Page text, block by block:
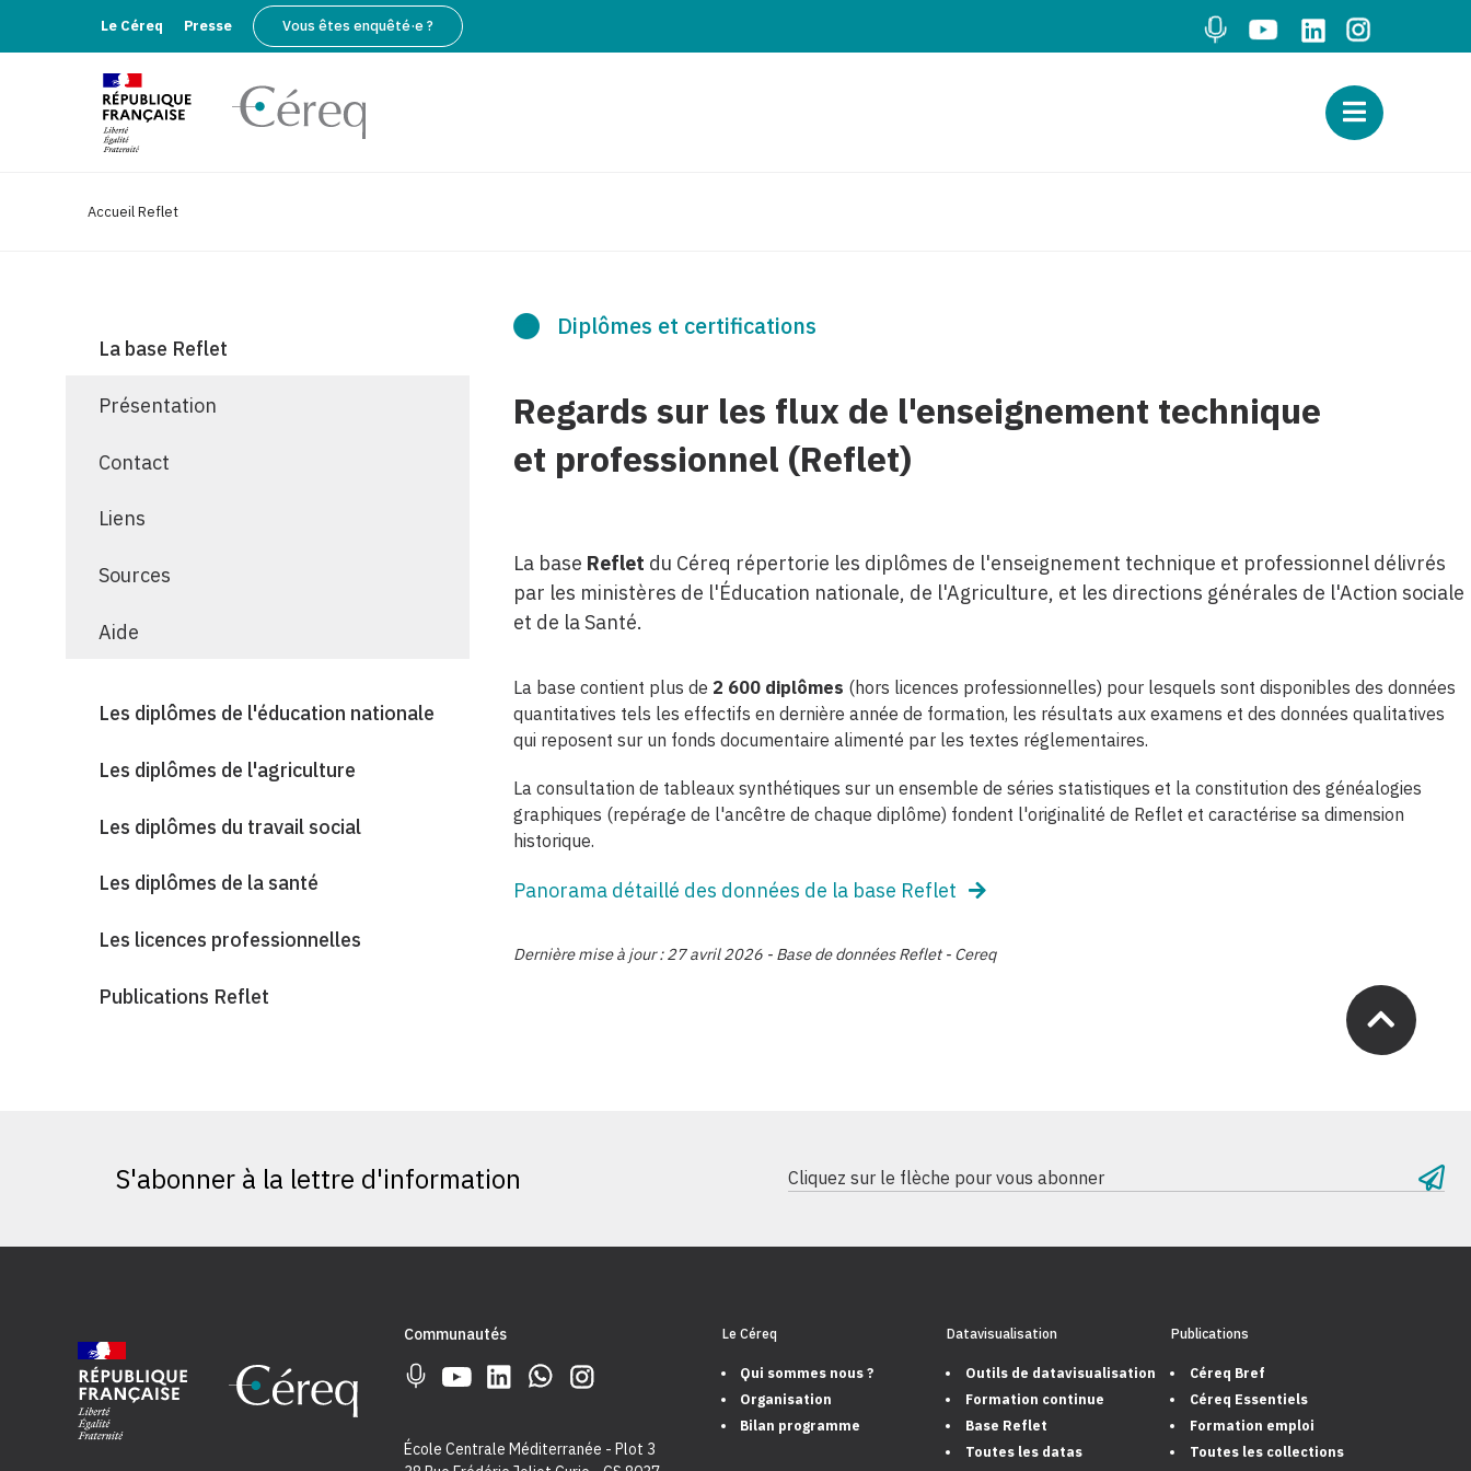
Le Céreq Presse Vous êtes enquêté·e ?
Accueil Reflet
La base Reflet
Présentation
Contact
Liens
Sources
Aide
Les diplômes de l'éducation nationale
Les diplômes de l'agriculture
Les diplômes du travail social
Les diplômes de la santé
Les licences professionnelles
Publications Reflet
Diplômes et certifications
Regards sur les flux de l'enseignement technique
et professionnel (Reflet)
La base Reflet du Céreq répertorie les diplômes de l'enseignement technique et professionnel délivrés
par les ministères de l'Éducation nationale, de l'Agriculture, et les directions générales de l'Action sociale
et de la Santé.
La base contient plus de 2 600 diplômes (hors licences professionnelles) pour lesquels sont disponibles des données
quantitatives tels les effectifs en dernière année de formation, les résultats aux examens et des données qualitatives
qui reposent sur un fonds documentaire alimenté par les textes réglementaires.
La consultation de tableaux synthétiques sur un ensemble de séries statistiques et la constitution des généalogies
graphiques (repérage de l'ancêtre de chaque diplôme) fondent l'originalité de Reflet et caractérise sa dimension
historique.
Panorama détaillé des données de la base Reflet
Dernière mise à jour : 27 avril 2026 - Base de données Reflet - Cereq
S'abonner à la lettre d'information Cliquez sur le flèche pour vous abonner
Communautés
École Centrale Méditerranée - Plot 3
Le Céreq
Qui sommes nous ?
Organisation
Bilan programme
Datavisualisation
Outils de datavisualisation
Formation continue
Base Reflet
Toutes les datas
Publications
Céreq Bref
Céreq Essentiels
Formation emploi
Toutes les collections